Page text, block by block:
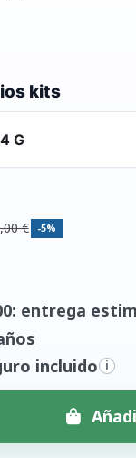
kits
G
€ -5%
entrega
incluido i